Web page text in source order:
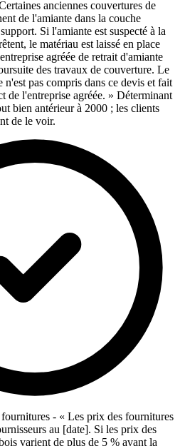
anciennes couvertures de
de l'amiante dans la couche
Si l'amiante est suspecté à la
le matériau est laissé en place
agréée de retrait d'amiante
des travaux de couverture. Le
n'est pas compris dans ce devis et fait
de l'entreprise agréée. » Déterminant
bien antérieur à 2000 ; les clients
de le voir.
- « Les prix des fournitures
au [date]. Si les prix des
varient de plus de 5 % avant la